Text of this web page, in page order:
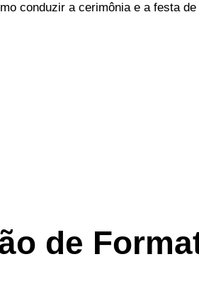
conduzir a cerimônia e a festa
de